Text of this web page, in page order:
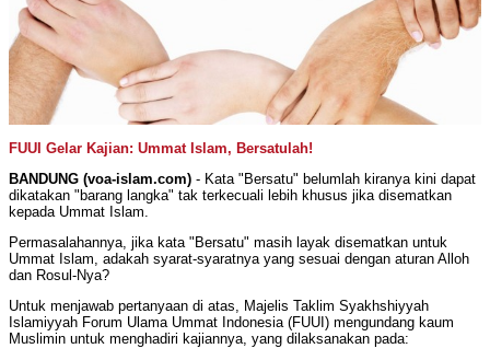
FUUI Gelar Kajian: Ummat Islam, Bersatulah!
BANDUNG (voa-islam.com) - Kata "Bersatu" belumlah kiranya kini dapat
dikatakan "barang langka" tak terkecuali lebih khusus jika disematkan
kepada Ummat Islam.
Permasalahannya, jika kata "Bersatu" masih layak disematkan untuk
Ummat Islam, adakah syarat-syaratnya yang sesuai dengan aturan Alloh
dan Rosul-Nya?
Untuk menjawab pertanyaan di atas, Majelis Taklim Syakhshiyyah
Islamiyyah Forum Ulama Ummat Indonesia (FUUI) mengundang kaum
Muslimin untuk menghadiri kajiannya, yang dilaksanakan pada: